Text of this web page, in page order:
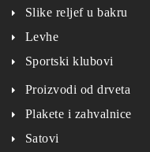
Slike reljef u bakru
Levhe
Sportski klubovi
Proizvodi od drveta
Plakete i zahvalnice
Satovi